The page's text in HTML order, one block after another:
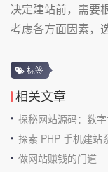
决定建站前，需要
考虑各方面因素，
标签
相关文章
探秘网站源码：数字
探索 PHP 手机建站
做网站赚钱的门道